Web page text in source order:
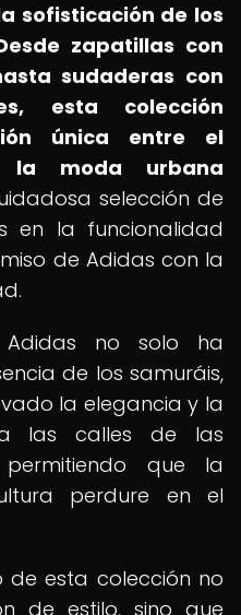
sofisticación de los
zapatillas con
sudaderas con
esta colección
única entre el
la moda urbana
selección de
en la funcionalidad
de Adidas con la
Adidas no solo ha
de los samuráis,
la elegancia y la
las calles de las
que la
perdure en el
de esta colección no
de estilo, sino que